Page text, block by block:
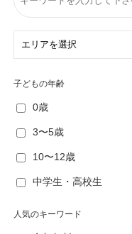
子どもの年齢
0歳
3〜5歳
10〜12歳
中学生・高校生
人気のキーワード